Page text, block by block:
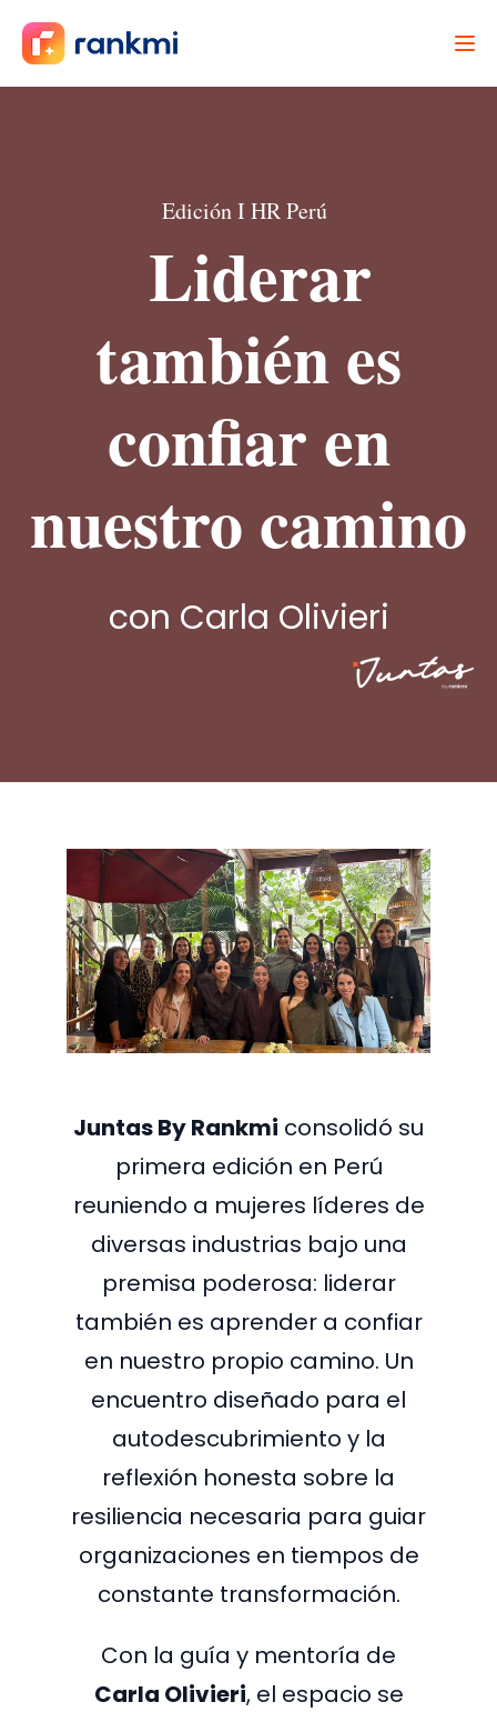
Edición I HR Perú
Liderar
también es
confiar en
nuestro camino
con Carla Olivieri
Juntas By Rankmi consolidó su
primera edición en Perú
reuniendo a mujeres líderes de
diversas industrias bajo una
premisa poderosa: liderar
también es aprender a confiar
en nuestro propio camino. Un
encuentro diseñado para el
autodescubrimiento y la
reflexión honesta sobre la
resiliencia necesaria para guiar
organizaciones en tiempos de
constante transformación.
Con la guía y mentoría de
Carla Olivieri, el espacio se